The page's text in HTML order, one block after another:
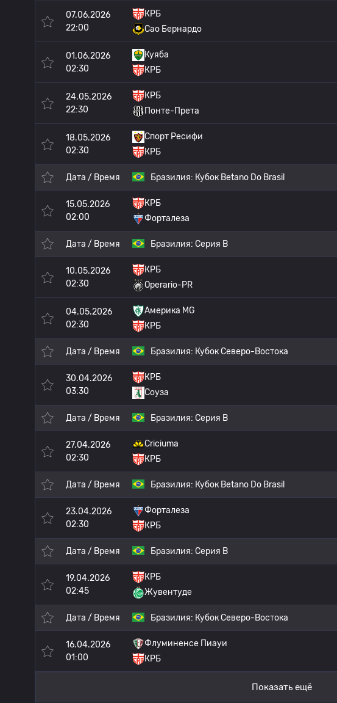
07.06.2026
22:00
КРБ
Сао Бернардо
01.06.2026
02:30
Куяба
КРБ
24.05.2026
22:30
КРБ
Понте-Прета
18.05.2026
02:30
Спорт Ресифи
КРБ
Дата / Время Бразилия: Кубок Betano Do Brasil
15.05.2026
02:00
КРБ
Форталеза
Дата / Время Бразилия: Серия B
10.05.2026
02:30
КРБ
Operario-PR
04.05.2026
02:30
Америка MG
КРБ
Дата / Время Бразилия: Кубок Северо-Востока
30.04.2026
03:30
КРБ
Соуза
Дата / Время Бразилия: Серия B
27.04.2026
02:30
Criciuma
КРБ
Дата / Время Бразилия: Кубок Betano Do Brasil
23.04.2026
02:30
Форталеза
КРБ
Дата / Время Бразилия: Серия B
19.04.2026
02:45
КРБ
Жувентуде
Дата / Время Бразилия: Кубок Северо-Востока
16.04.2026
01:00
Флуминенсе Пиауи
КРБ
Показать ещё